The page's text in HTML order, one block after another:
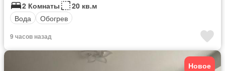
2 Комнаты
20 кв.м
Вода
Обогрев
9 часов назад
Новое